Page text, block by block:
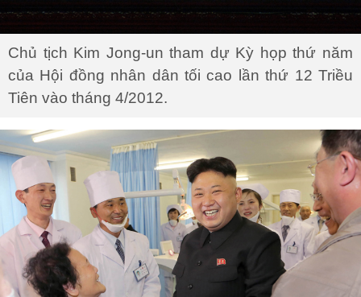
Chủ tịch Kim Jong-un tham dự Kỳ họp thứ năm
của Hội đồng nhân dân tối cao lần thứ 12 Triều
Tiên vào tháng 4/2012.